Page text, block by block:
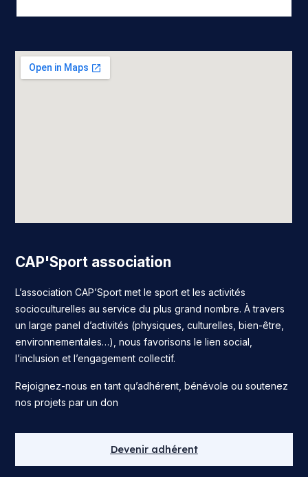
CAP'Sport association
L’association CAP’Sport met le sport et les activités
socioculturelles au service du plus grand nombre. À travers
un large panel d’activités (physiques, culturelles, bien-être,
environnementales…), nous favorisons le lien social,
l’inclusion et l’engagement collectif.
Rejoignez-nous en tant qu’adhérent, bénévole ou soutenez
nos projets par un don
Devenir adhérent